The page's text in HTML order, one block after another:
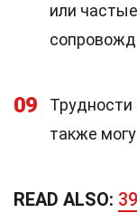
или
09
также
READ ALSO: